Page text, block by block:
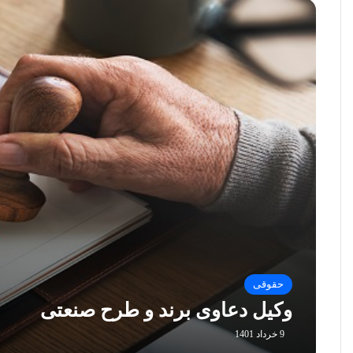
حقوقی
وکیل دعاوی برند و طرح صنعتی
9 خرداد 1401